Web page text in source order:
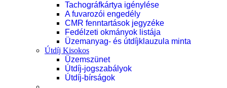
Tachográfkártya igénylése
A fuvarozói engedély
CMR fenntartások jegyzéke
Fedélzeti okmányok listája
Üzemanyag- és útdíjklauzula minta
Útdíj Kisokos
Üzemszünet
Útdíj-jogszabályok
Útdíj-bírságok